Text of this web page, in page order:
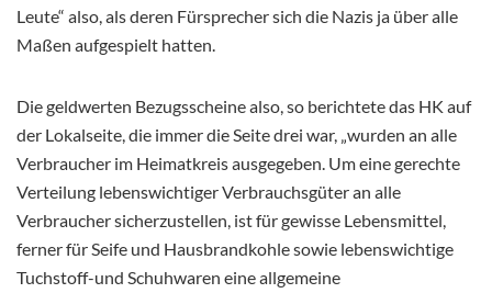
Leute“ also, als deren Fürsprecher sich die Nazis ja über alle
Maßen aufgespielt hatten.
Die geldwerten Bezugsscheine also, so berichtete das HK auf
der Lokalseite, die immer die Seite drei war, „wurden an alle
Verbraucher im Heimatkreis ausgegeben. Um eine gerechte
Verteilung lebenswichtiger Verbrauchsgüter an alle
Verbraucher sicherzustellen, ist für gewisse Lebensmittel,
ferner für Seife und Hausbrandkohle sowie lebenswichtige
Tuchstoff-und Schuhwaren eine allgemeine